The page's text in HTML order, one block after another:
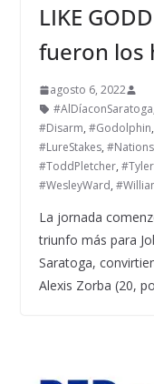
LIKE
fueron los
agosto 6, 2022
#AlDíaconSaratoga,
#Disarm, #Godolphin,
#LureStakes,
#ToddPletcher,
#WesleyWard,
La jornada
triunfo más para
Saratoga,
Alexis Zorba (20,